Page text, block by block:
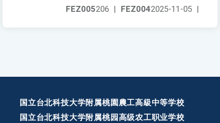
FEZ0042025-11-05 |
FEZ005206 |
国立台北科技大学附属桃園農工高級中等学校
国立台北科技大学附属桃园高级农工职业学校